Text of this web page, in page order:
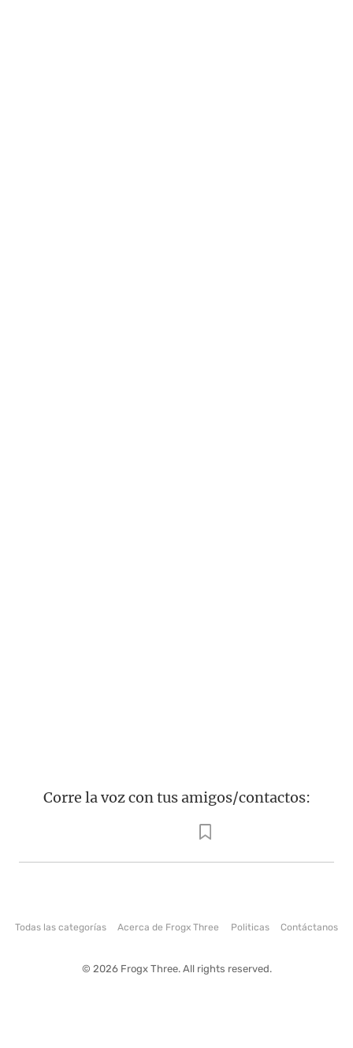
Corre la voz con tus amigos/contactos:
Todas las categorías Acerca de Frogx Three Politicas Contáctanos
© 2026 Frogx Three. All rights reserved.